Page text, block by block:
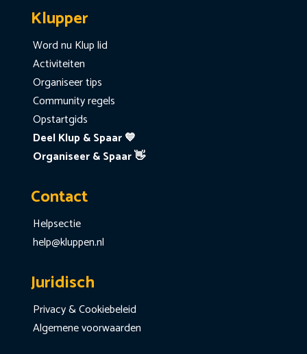
Klupper
Word nu Klup lid
Activiteiten
Organiseer tips
Community regels
Opstartgids
Deel Klup & Spaar 💙
Organiseer & Spaar 👋
Contact
Helpsectie
help@kluppen.nl
Juridisch
Privacy & Cookiebeleid
Algemene voorwaarden